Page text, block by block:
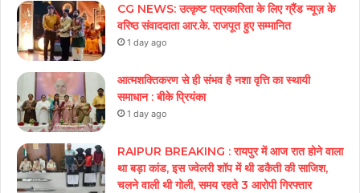
CG NEWS: उत्कृष्ट पत्रकारिता के लिए ग्रैंड न्यूज़ के
वरिष्ठ संवाददाता आर.के. राजपूत हुए सम्मानित
1 day ago
आत्मशक्तिकरण से ही संभव है नशा वृत्ति का स्थायी
समाधान : बीके प्रियंका
1 day ago
RAIPUR BREAKING : रायपुर में आज रात होने वाला
था बड़ा कांड, इस ज्वेलरी शॉप में थी डकैती की साजिश,
चलने वाली थी गोली, समय रहते 3 आरोपी गिरफ्तार